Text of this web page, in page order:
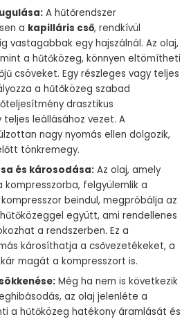
A hűtőrendszer
a kapilláris cső, rendkívül
vastagabbak egy hajszálnál. Az olaj,
a hűtőközeg, könnyen eltömítheti
csöveket. Egy részleges vagy teljes
a hűtőközeg szabad
drasztikus
teljes leállásához vezet. A
nagy nyomás ellen dolgozik,
tönkremegy.
és károsodása: Az olaj, amely
kompresszorba, felgyülemlik a
beindul, megpróbálja az
együtt, ami rendellenes
a rendszerben. Ez a
károsíthatja a csővezetékeket, a
magát a kompresszort is.
Még ha nem is következik
az olaj jelenléte a
a hűtőközeg hatékony áramlását és